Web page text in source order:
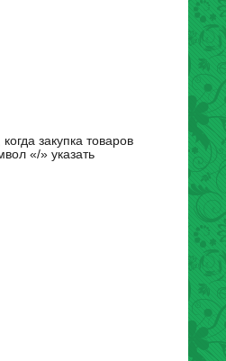
закупка товаров
«/» указать